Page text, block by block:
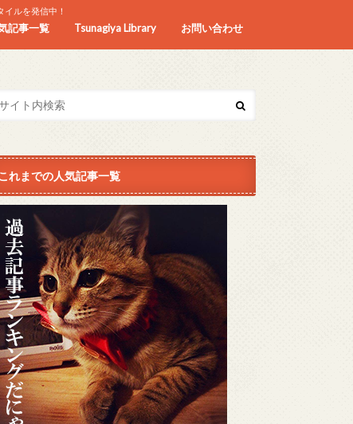
ルを発信中！
記事一覧 Tsunagiya Library お問い合わせ
れまでの人気記事一覧